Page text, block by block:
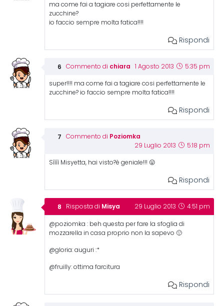
ma come fai a tagiare cosi perfettamente le
zucchine?
io faccio sempre molta fatica!!!!
Rispondi
Commento di chiara 1 Agosto 2013 5:35 pm
super!!!! ma come fai a tagiare cosi perfettamente le
zucchine? io faccio sempre molta fatica!!!!
Rispondi
Commento di Poziomka
29 Luglio 2013 5:18 pm
Sìììì Misyetta, hai visto?è geniale!!! 😛
Rispondi
Risposta di Misya 29 Luglio 2013 4:51 pm
@poziomka : beh questa per fare la sfoglia di
mozzarella in casa proprio non la sapevo 🙂
@gloria: auguri :*
@fruilly: ottima farcitura
Rispondi